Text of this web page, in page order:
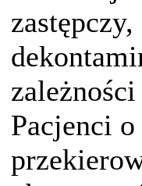
Pacjenci